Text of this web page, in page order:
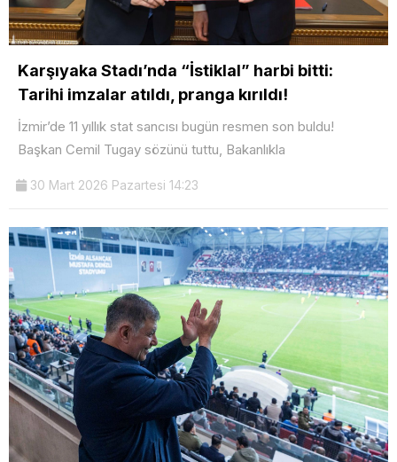
Karşıyaka Stadı’nda “İstiklal” harbi bitti:
Tarihi imzalar atıldı, pranga kırıldı!
İzmir’de 11 yıllık stat sancısı bugün resmen son buldu!
Başkan Cemil Tugay sözünü tuttu, Bakanlıkla
30 Mart 2026 Pazartesi 14:23